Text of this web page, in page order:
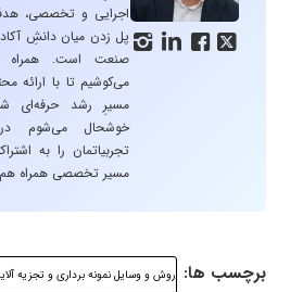
   
اجرایی و تخصصی،
پل زدن میان دانشِ
صنعت است. همراه
می‌کوشیم تا با ارائه
مسیرِ رشد حرفه‌ای
خوشحال می‌شوم
تجربیاتمان را به
مسیر تخصصی همراه هم
برچسب ها: روش و وسایل نمونه برداری و تجزیه